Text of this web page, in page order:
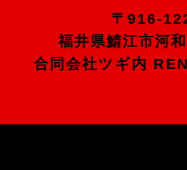
〒916-
福井県鯖江市河
合同会社ツギ内